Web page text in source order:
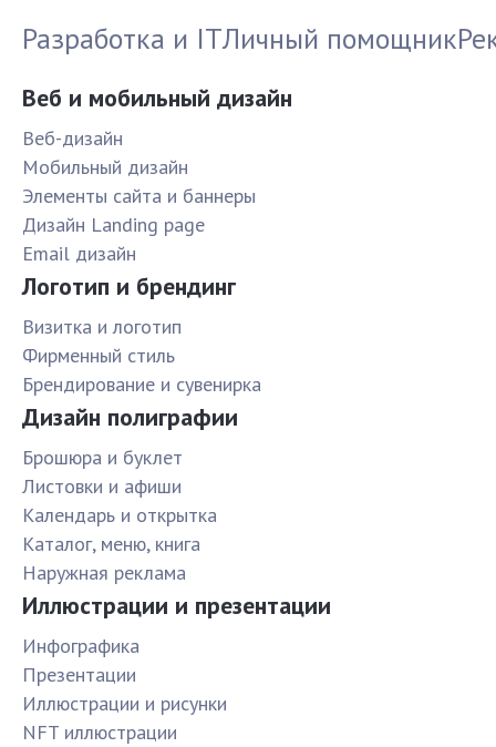
Разработка и ITЛичный помощник
Веб и мобильный дизайн
Веб-дизайн
Мобильный дизайн
Элементы сайта и баннеры
Дизайн Landing page
Email дизайн
Логотип и брендинг
Визитка и логотип
Фирменный стиль
Брендирование и сувенирка
Дизайн полиграфии
Брошюра и буклет
Листовки и афиши
Календарь и открытка
Каталог, меню, книга
Наружная реклама
Иллюстрации и презентации
Инфографика
Презентации
Иллюстрации и рисунки
NFT иллюстрации